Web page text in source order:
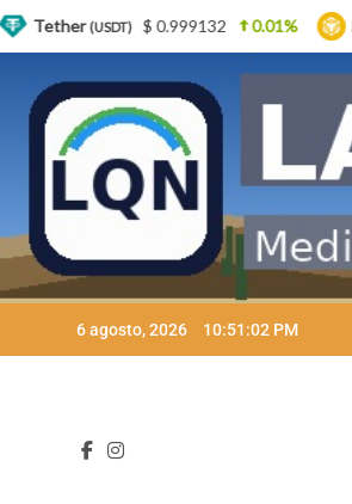
6 agosto, 2026 10:51:03 PM
0.01% BNB(BNB) $ 564.26